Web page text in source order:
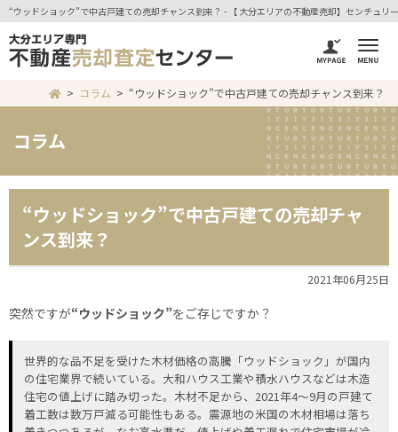
“ウッドショック”で中古戸建ての売却チャンス到来？ - 【 大分エリアの不動産売却】センチュリ
コラム “ウッドショック”で中古戸建ての売却チャンス到来？
コラム
“ウッドショック”で中古戸建ての売却チャ
ンス到来？
2021年06月25日
突然ですが“ウッドショック”をご存じですか？
世界的な品不足を受けた木材価格の高騰「ウッドショック」が国内
の住宅業界で続いている。大和ハウス工業や積水ハウスなどは木造
住宅の値上げに踏み切った。木材不足から、2021年4～9月の戸建て
着工数は数万戸減る可能性もある。震源地の米国の木材相場は落ち